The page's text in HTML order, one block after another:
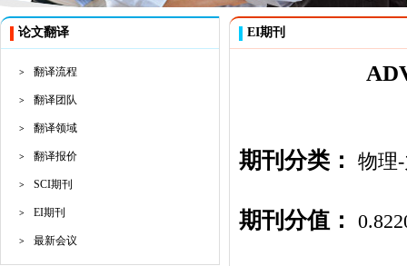
论文翻译
> 翻译流程
> 翻译团队
> 翻译领域
> 翻译报价
> SCI期刊
> EI期刊
> 最新会议
EI期刊
期刊分类： 物理
期刊分值：